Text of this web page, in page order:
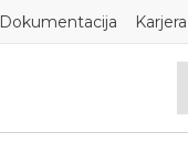
Dokumentacija Karjera